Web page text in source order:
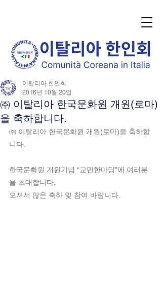
㈜ 이탈리아 한국문화원 개원(로마)
을 축하합니다.
이탈리아 한인회
2016년 10월 20일
㈜ 이탈리아 한국문화원 개원(로마)을 축하합
니다.
한국문화원 개원기념 “교민한마당”에 여러분
을 초대합니다.
오셔서 많은 축하 및 참여 바랍니다.